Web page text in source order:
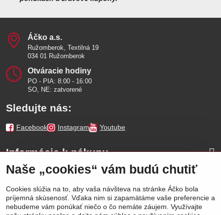
Áčko a​.s​.
Ružomberok, Textilná 19
034 01 Ružomberok
Otváracie hodiny
PO - PIA: 8:00 - 16:00
SO, NE: zatvorené
Sledujte nás:
Facebook Instagram Youtube
Informácie k nákupu
Naše značky
Výhody
Naše „cookies“ vám budú chutiť
Cookies slúžia na to, aby vaša návšteva na stránke Áčko bola
príjemná skúsenosť. Vďaka nim si zapamätáme vaše preferencie a
nebudeme vám ponúkať niečo o čo nemáte záujem. Využívajte